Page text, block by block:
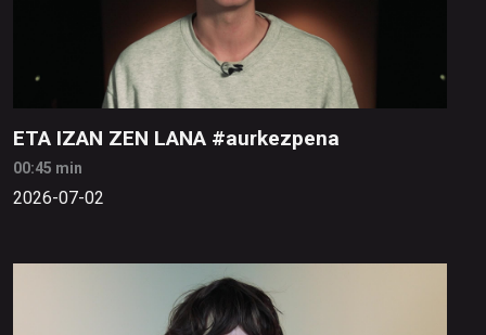
ETA IZAN ZEN LANA #aurkezpena
00:45 min
2026-07-02